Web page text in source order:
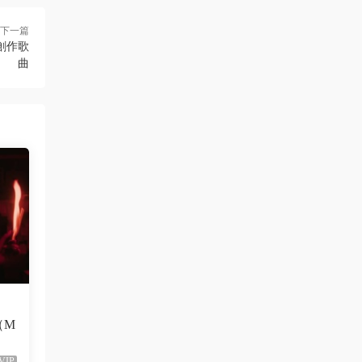
下一篇
作歌
曲
M